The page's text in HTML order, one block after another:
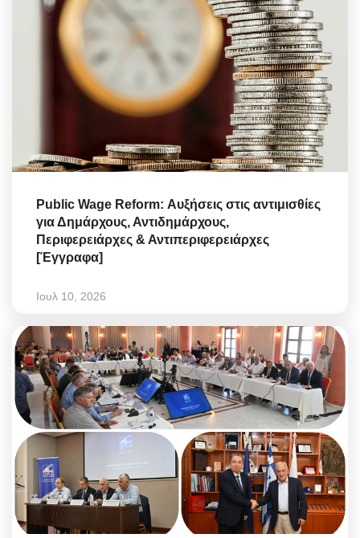
Public Wage Reform: Αυξήσεις στις αντιμισθίες
για Δημάρχους, Αντιδημάρχους,
Περιφερειάρχες & Αντιπεριφερειάρχες
[Έγγραφα]
Ιουλ 10, 2026